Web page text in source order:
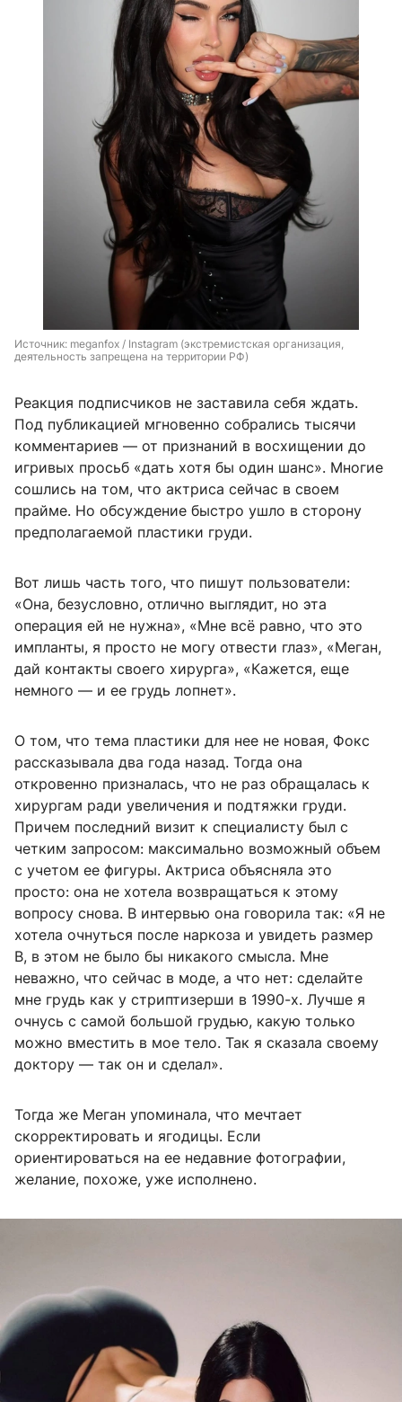
Источник: meganfox / Instagram (экстремистская организация,
деятельность запрещена на территории РФ)
Реакция подписчиков не заставила себя ждать.
Под публикацией мгновенно собрались тысячи
комментариев — от признаний в восхищении до
игривых просьб «дать хотя бы один шанс». Многие
сошлись на том, что актриса сейчас в своем
прайме. Но обсуждение быстро ушло в сторону
предполагаемой пластики груди.
Вот лишь часть того, что пишут пользователи:
«Она, безусловно, отлично выглядит, но эта
операция ей не нужна», «Мне всё равно, что это
импланты, я просто не могу отвести глаз», «Меган,
дай контакты своего хирурга», «Кажется, еще
немного — и ее грудь лопнет».
О том, что тема пластики для нее не новая, Фокс
рассказывала два года назад. Тогда она
откровенно призналась, что не раз обращалась к
хирургам ради увеличения и подтяжки груди.
Причем последний визит к специалисту был с
четким запросом: максимально возможный объем
с учетом ее фигуры. Актриса объясняла это
просто: она не хотела возвращаться к этому
вопросу снова. В интервью она говорила так: «Я не
хотела очнуться после наркоза и увидеть размер
B, в этом не было бы никакого смысла. Мне
неважно, что сейчас в моде, а что нет: сделайте
мне грудь как у стриптизерши в 1990-х. Лучше я
очнусь с самой большой грудью, какую только
можно вместить в мое тело. Так я сказала своему
доктору — так он и сделал».
Тогда же Меган упоминала, что мечтает
скорректировать и ягодицы. Если
ориентироваться на ее недавние фотографии,
желание, похоже, уже исполнено.